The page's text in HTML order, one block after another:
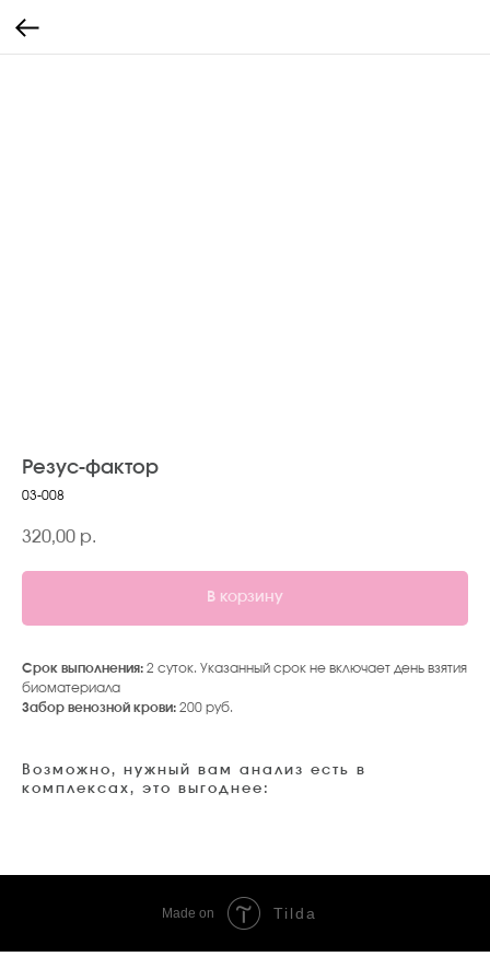
Резус-фактор
03-008
320,00 р.
В корзину
Срок выполнения: 2 суток. Указанный срок не включает день взятия
биоматериала
Забор венозной крови: 200 руб.
Возможно, нужный вам анализ есть в
комплексах, это выгоднее:
Made on Tilda